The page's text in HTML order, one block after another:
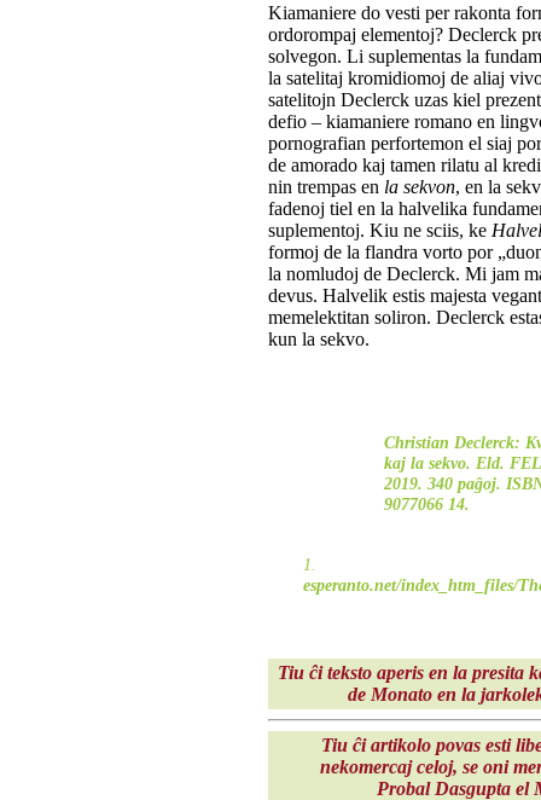
Kiamaniere do vesti per rakonta
ordorompaj elementoj? Declerck
solvegon. Li suplementas la
la satelitaj kromidiomoj de aliaj
satelitojn Declerck uzas kiel
defio – kiamaniere romano en
pornografian perfortemon el siaj
de amorado kaj tamen rilatu al
nin trempas en la sekvon, en la
fadenoj tiel en la halvelika
suplementoj. Kiu ne sciis, ke
formoj de la flandra vorto por
la nomludoj de Declerck. Mi jam
devus. Halvelik estis majesta
memelektitan soliron. Declerck
kun la sekvo.
Christian Declerck:
kaj la sekvo. Eld.
2019. 340 paĝoj.
9077066 14.
esperanto.net/index_htm_files/
Tiu ĉi teksto aperis en la presita
de Monato en la
Tiu ĉi artikolo povas esti
nekomercaj celoj, se oni
Probal Dasgupta el